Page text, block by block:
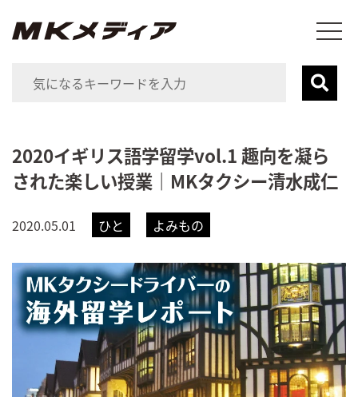
2020イギリス語学留学vol.1 趣向を凝ら
された楽しい授業｜MKタクシー清水成仁
2020.05.01 ひと よみもの